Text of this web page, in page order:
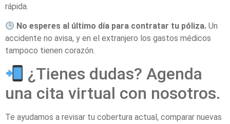
rápida.
No esperes al último día para contratar tu póliza. Un
accidente no avisa, y en el extranjero los gastos médicos
tampoco tienen corazón.
¿Tienes dudas? Agenda
una cita virtual con nosotros.
Te ayudamos a revisar tu cobertura actual, comparar nuevas